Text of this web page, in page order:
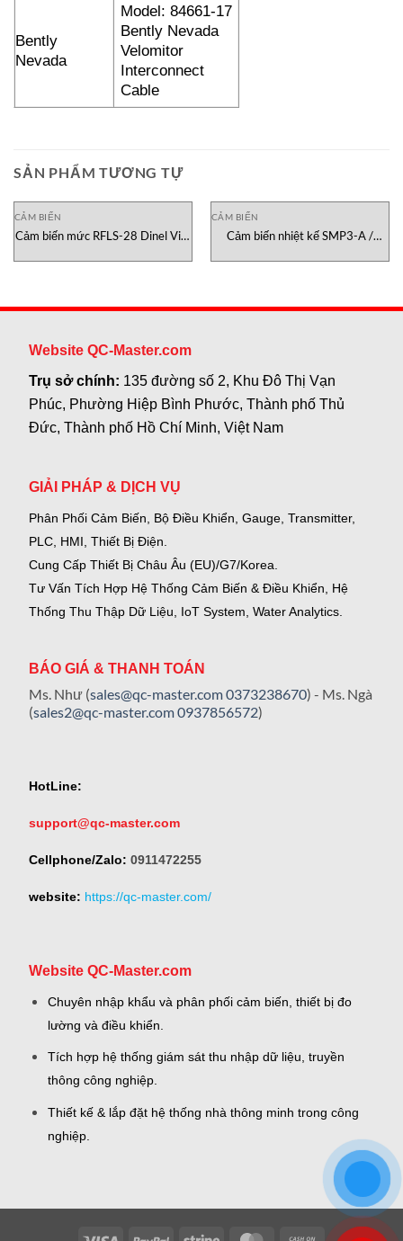
Bently
Nevada
Model: 84661-17
Bently Nevada
Velomitor
Interconnect
Cable
SẢN PHẨM TƯƠNG TỰ
CẢM BIẾN
Cảm biến mức RFLS-28 Dinel Việt
CẢM BIẾN
Cảm biến nhiệt kế SMP3-A /
Nam
Website QC-Master.com
Trụ sở chính: 135 đường số 2, Khu Đô Thị Vạn
Phúc, Phường Hiệp Bình Phước, Thành phố Thủ
Đức, Thành phố Hồ Chí Minh, Việt Nam
GIẢI PHÁP & DỊCH VỤ
Phân Phối Cảm Biến, Bộ Điều Khiển, Gauge, Transmitter,
PLC, HMI, Thiết Bị Điện.
Cung Cấp Thiết Bị Châu Âu (EU)/G7/Korea.
Tư Vấn Tích Hợp Hệ Thống Cảm Biến & Điều Khiển, Hệ
Thống Thu Thập Dữ Liệu, IoT System, Water Analytics.
BÁO GIÁ & THANH TOÁN
Ms. Như (sales@qc-master.com0373238670) - Ms. Ngà
(sales2@qc-master.com0937856572)
HotLine:
support@qc-master.com
Cellphone/Zalo: 0911472255
website: https://qc-master.com/
Website QC-Master.com
Chuyên nhập khẩu và phân phối cảm biến, thiết bị đo
lường và điều khiển.
Tích hợp hệ thống giám sát thu nhập dữ liệu, truyền
thông công nghiệp.
Thiết kế & lắp đặt hệ thống nhà thông minh trong công
nghiệp.